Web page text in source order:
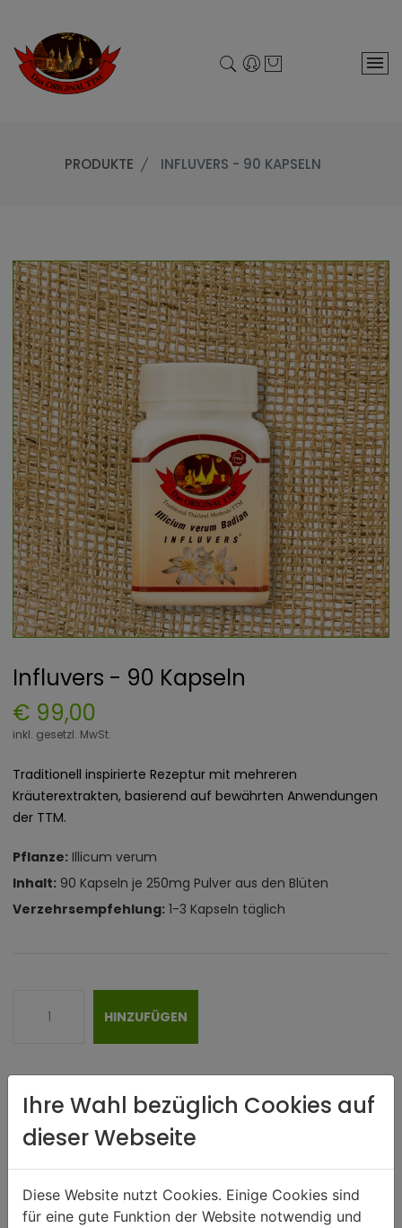
PRODUKTE INFLUVERS - 90 KAPSELN
Influvers - 90 Kapseln
€ 99,00
inkl. gesetzl. MwSt.
Traditionell inspirierte Rezeptur mit mehreren
Kräuterextrakten, basierend auf bewährten Anwendungen
der TTM.
Pflanze: Illicum verum
Inhalt: 90 Kapseln je 250mg Pulver aus den Blüten
Verzehrsempfehlung: 1-3 Kapseln täglich
HINZUFÜGEN
Wichtiger Hinweis zu Influvers - 90
Kapseln
Ihre Wahl bezüglich Cookies auf
dieser Webseite
Diese Website nutzt Cookies. Einige Cookies sind
für eine gute Funktion der Website notwendig und